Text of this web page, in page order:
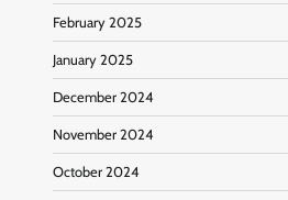
February 2025
January 2025
December 2024
November 2024
October 2024